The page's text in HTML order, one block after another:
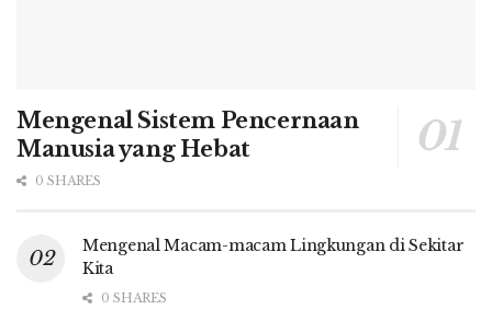
Mengenal Sistem Pencernaan
Manusia yang Hebat
0 SHARES
Mengenal Macam-macam Lingkungan di Sekitar
Kita
0 SHARES